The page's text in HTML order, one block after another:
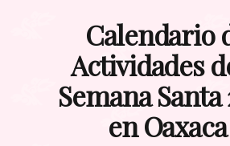
Calendario
Actividades
Semana Santa
en Oaxaca